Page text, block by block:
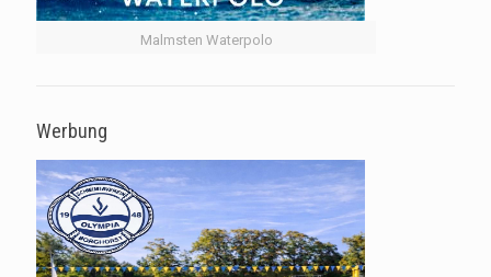
Malmsten Waterpolo
Werbung